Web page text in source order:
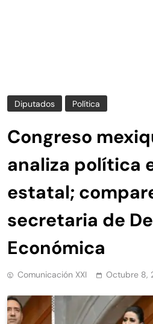
Diputados Política
Congreso
analiza política
estatal;
secretaria de
Económica
Comunicación XXI Octubre 8,